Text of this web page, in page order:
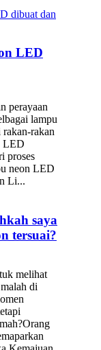
LED
perayaan
lampu
rakan
LED
proses
neon LED
Li...
saya
tersuai?
melihat
di